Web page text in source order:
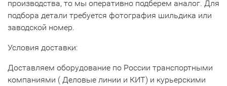
производства, то мы оперативно подберем аналог. Для
подбора детали требуется фотография шильдика или
заводской номер.
Условия доставки:
Доставляем оборудование по России транспортными
компаниями ( Деловые линии и КИТ) и курьерскими